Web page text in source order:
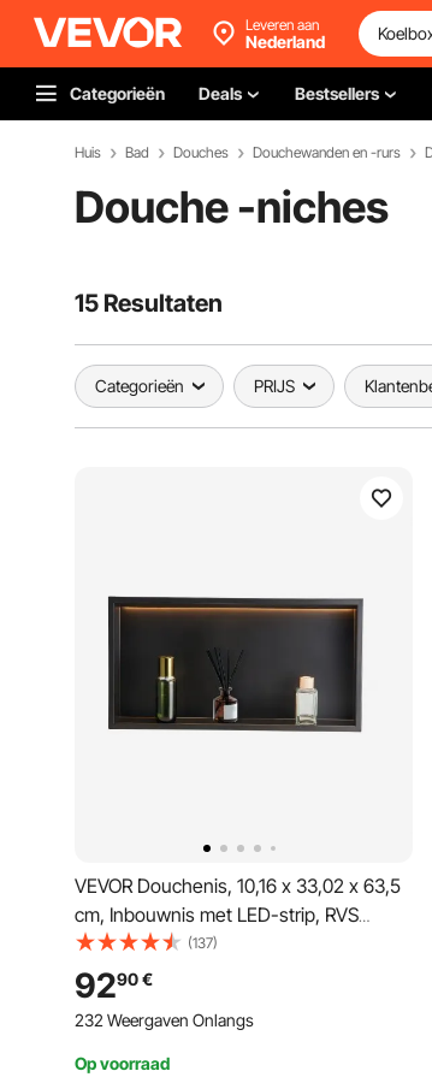
Leveren aan
Nederland
Categorieën Deals Bestsellers
Huis Bad Douches Douchewanden en -rurs
Douche -niches
15 Resultaten
Categorieën PRIJS
VEVOR Douchenis, 10,16 x 33,02 x 63,5
cm, Inbouwnis met LED-strip, RVS
Shampoo-opberger, Duurzaam en
eenvoudig te installeren, Zwart voor
badkamer
(137)
9290€
232 Weergaven Onlangs
Op voorraad